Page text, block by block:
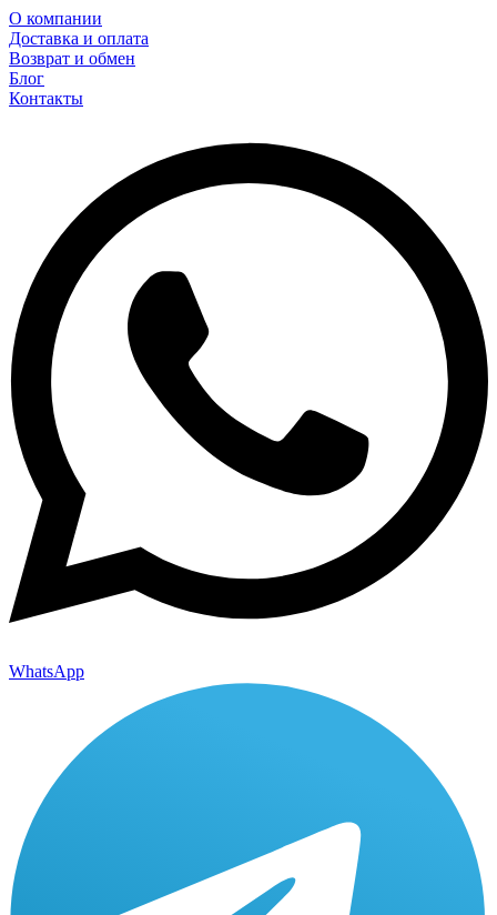
О компании
Доставка и оплата
Возврат и обмен
Блог
Контакты
WhatsApp